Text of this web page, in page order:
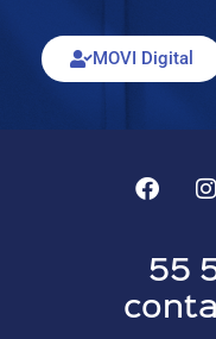
MOVI Digital
55